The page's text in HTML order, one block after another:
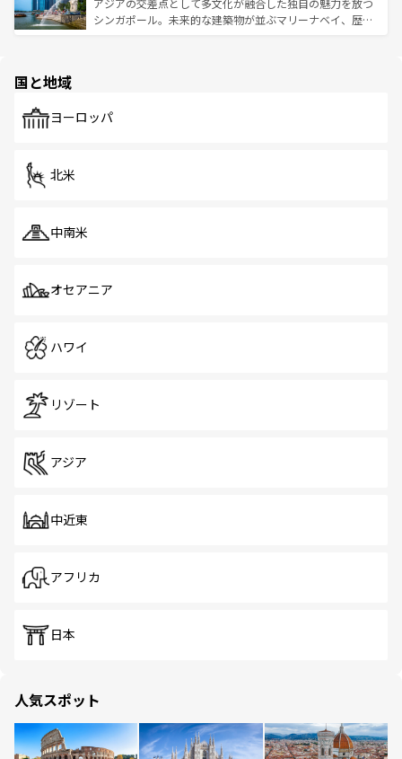
た文化、そして多様な観光資源が、訪れる旅人を魅了し続
うな絶景から文化的な体験まで、香港を存分に楽しみ尽く
アジアの交差点として多文化が融合した独自の魅力を放つ
シンガポール。未来的な建築物が並ぶマリーナベイ、歴史
で、ホーカーズは地元の風情を楽しめる外せないスポット
国と地域
ヨーロッパ
北米
中南米
オセアニア
ハワイ
リゾート
アジア
中近東
アフリカ
日本
人気スポット